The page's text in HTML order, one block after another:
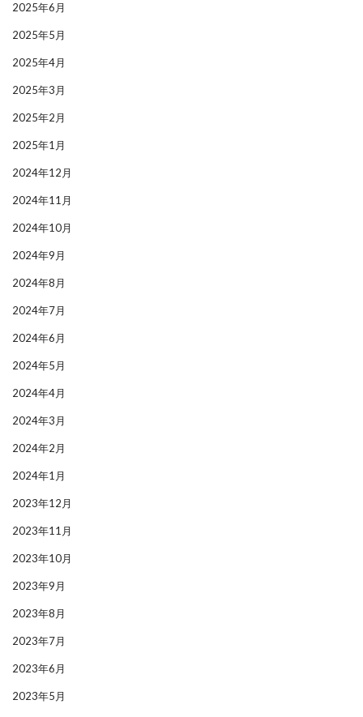
2025年6月
2025年5月
2025年4月
2025年3月
2025年2月
2025年1月
2024年12月
2024年11月
2024年10月
2024年9月
2024年8月
2024年7月
2024年6月
2024年5月
2024年4月
2024年3月
2024年2月
2024年1月
2023年12月
2023年11月
2023年10月
2023年9月
2023年8月
2023年7月
2023年6月
2023年5月